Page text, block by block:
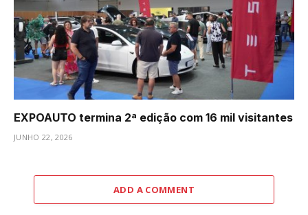
EXPOAUTO termina 2ª edição com 16 mil visitantes
JUNHO 22, 2026
ADD A COMMENT